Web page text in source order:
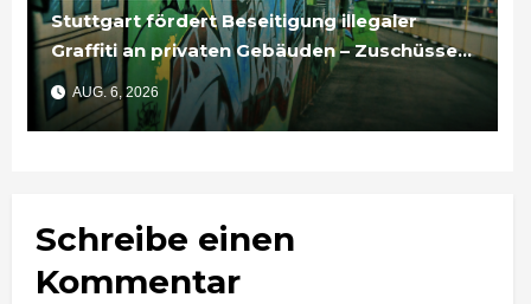
Stuttgart fördert Beseitigung illegaler
Graffiti an privaten Gebäuden – Zuschüsse
bis 3.500 Euro
AUG. 6, 2026
Schreibe einen
Kommentar